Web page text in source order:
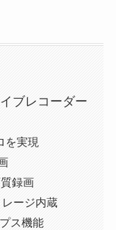
ブレコーダー
を実現
録画
ージ内蔵
ス機能